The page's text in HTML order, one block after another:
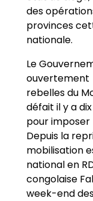
des
provinces
nationale.
Le
ouvertement
rebelles du
défait il y a
pour imposer
Depuis la
mobilisation
national en
congolaise
week-end